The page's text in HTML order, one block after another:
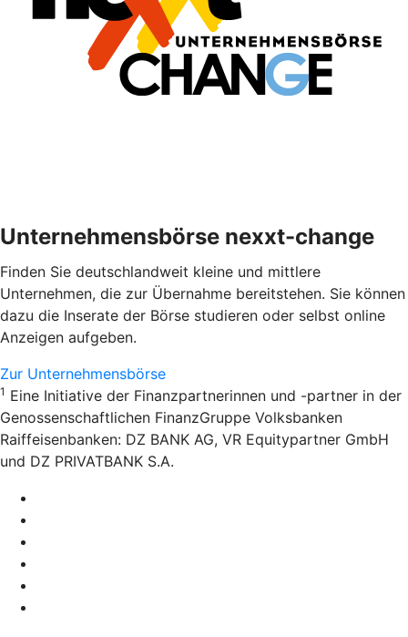
Unternehmensbörse nexxt-change
Finden Sie deutschlandweit kleine und mittlere
Unternehmen, die zur Übernahme bereitstehen. Sie können
dazu die Inserate der Börse studieren oder selbst online
Anzeigen aufgeben.
Zur Unternehmensbörse
1 Eine Initiative der Finanzpartnerinnen und -partner in der
Genossenschaftlichen FinanzGruppe Volksbanken
Raiffeisenbanken: DZ BANK AG, VR Equitypartner GmbH
und DZ PRIVATBANK S.A.